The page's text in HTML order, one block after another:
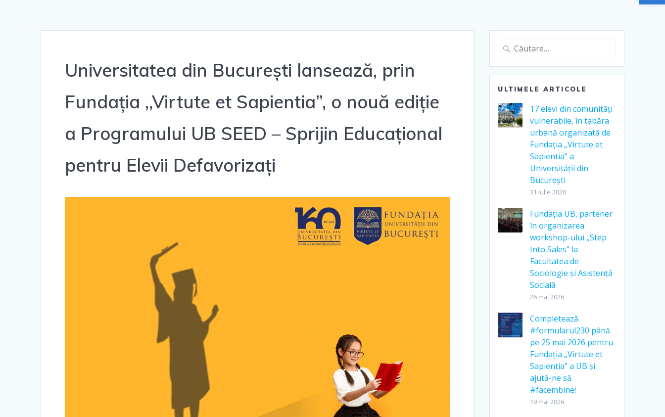
Universitatea din București lansează, prin
Fundația ,,Virtute et Sapientia”, o nouă ediție
a Programului UB SEED – Sprijin Educațional
pentru Elevii Defavorizați
ULTIMELE ARTICOLE
17 elevi din comunități
vulnerabile, în tabăra
urbană organizată de
Fundația „Virtute et
Sapientia” a
Universității din
București
31 iulie 2026
Fundația UB, partener
în organizarea
workshop-ului „Step
Into Sales” la
Facultatea de
Sociologie și Asistență
Socială
26 mai 2026
Completează
#formularul230 până
pe 25 mai 2026 pentru
Fundația „Virtute et
Sapientia” a UB și
ajută-ne să
#facembine!
19 mai 2026